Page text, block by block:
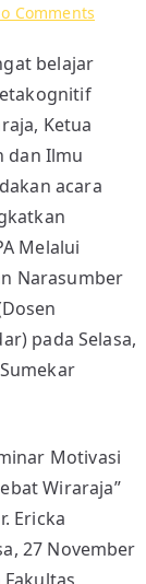
Comments
M
D
E
M
I
A
belajar
Ketua
dan Ilmu
acara
Melalui
Narasumber
pada Selasa,
Motivasi
Wiraraja”
Ericka
27 November